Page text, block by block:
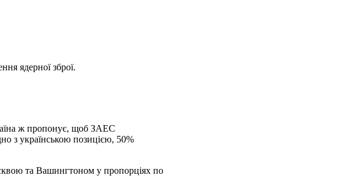
ядерної зброї.
ж пропонує, щоб ЗАЕС
з українською позицією, 50%
та Вашингтоном у пропорціях по